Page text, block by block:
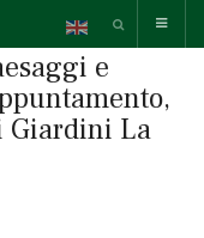
e
Giardini La